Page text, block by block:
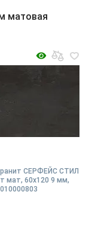
матовая
СЕРФЕЙС СТИЛ
мат, 60x120 9 мм,